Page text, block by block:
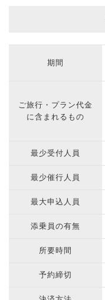
期間
ご旅行・プラン代金
に含まれるもの
最少受付人員
最少催行人員
最大申込人員
添乗員の有無
所要時間
予約締切